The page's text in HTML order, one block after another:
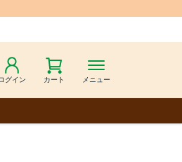
グイン カート メニュー